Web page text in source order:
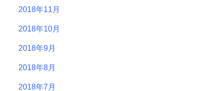
2018年11月
2018年10月
2018年9月
2018年8月
2018年7月